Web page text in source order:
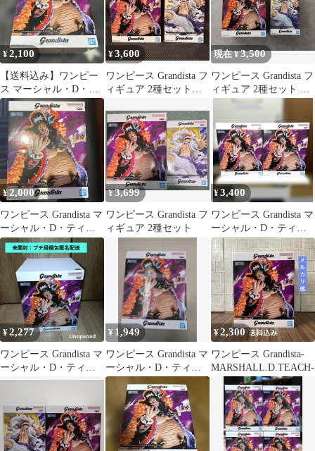
¥2,100
【送料込み】ワンピー
ス マーシャル・D・テ
ィーチ 黒ひげ フィギ
ュア
¥3,600
ワンピース Grandista フ
ィギュア 2種セット未
現在 ¥3,500
ワンピース Grandista フ
ィギュア 2種セット テ
ィーチ ルフィ
¥2,000
ワンピース Grandista マ
ーシャル・D・ティー
チ 箱あり
¥3,699
ワンピース Grandista フ
ィギュア 2種セット
¥3,400
ワンピース Grandista マ
ーシャル・D・ティー
チ 2個セット
¥2,277
ワンピース Grandista マ
ーシャル・D・ティー
チ
¥ 1,949
ワンピース Grandista マ
ーシャル・D・ティー
チ フィギュア
¥2,300
ワンピース Grandista-
MARSHALL.D.TEACH-